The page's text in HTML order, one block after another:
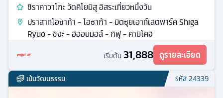
ชิราคาวาโกะ วัดคิโยมิสุ อิสระเที่ยวหนึ่งวัน
ปราสาทโอซาก้า - โอซาก้า - มิตซุยเอาท์เลตพาร์ค Shiga
Ryuo - ชิงะ - อิออนมอล์ - กิฟุ - คามิโคจิ
เริ่มต้น 31,888 ดูรายละเอียด
เน้นวัฒนธรรม รหัส24339